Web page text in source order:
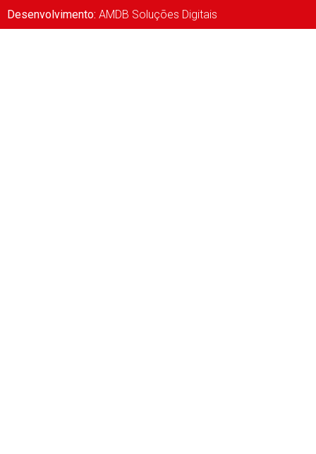
Desenvolvimento: AMDB Soluções Digitais